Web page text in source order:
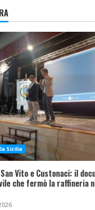
Sicilia
Vito e Custonaci: il
che fermò la raffineria